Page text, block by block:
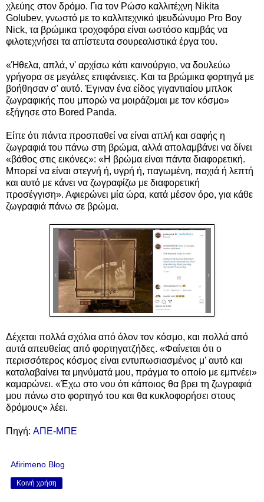
χλεύης στον δρόμο. Για τον Ρώσο καλλιτέχνη Nikita
Golubev, γνωστό με το καλλιτεχνικό ψευδώνυμο Pro Boy
Nick, τα βρώμικα τροχοφόρα είναι ωστόσο καμβάς να
φιλοτεχνήσει τα απίστευτα σουρεαλιστικά έργα του.
«Ήθελα, απλά, ν' αρχίσω κάτι καινούργιο, να δουλεύω
γρήγορα σε μεγάλες επιφάνειες. Και τα βρώμικα φορτηγά με
βοήθησαν σ' αυτό. Έγιναν ένα είδος γιγαντιαίου μπλοκ
ζωγραφικής που μπορώ να μοιράζομαι με τον κόσμο»
εξήγησε στο Bored Panda.
Είπε ότι πάντα προσπαθεί να είναι απλή και σαφής η
ζωγραφιά του πάνω στη βρώμα, αλλά απολαμβάνει να δίνει
«βάθος στις εικόνες»: «Η βρώμα είναι πάντα διαφορετική.
Μπορεί να είναι στεγνή ή, υγρή ή, παγωμένη, παχιά ή λεπτή
και αυτό με κάνει να ζωγραφίζω με διαφορετική
προσέγγιση». Αφιερώνει μία ώρα, κατά μέσον όρο, για κάθε
ζωγραφιά πάνω σε βρώμα.
Δέχεται πολλά σχόλια από όλον τον κόσμο, και πολλά από
αυτά απευθείας από φορτηγατζήδες. «Φαίνεται ότι ο
περισσότερος κόσμος είναι εντυπωσιασμένος μ' αυτό και
καταλαβαίνει τα μηνύματά μου, πράγμα το οποίο με εμπνέει»
καμαρώνει. «Έχω στο νου ότι κάποιος θα βρει τη ζωγραφιά
μου πάνω στο φορτηγό του και θα κυκλοφορήσει στους
δρόμους» λέει.
Πηγή: ΑΠΕ-ΜΠΕ
Afirimeno Blog
Κοινή χρήση